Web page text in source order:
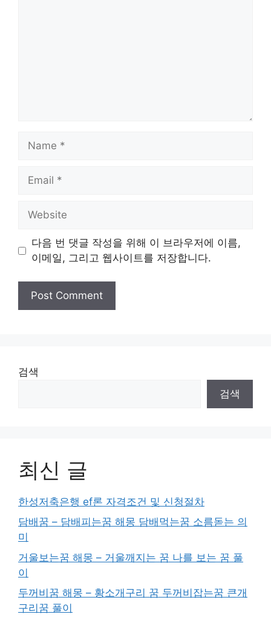
Name
Email
Website
다음 번 댓글 작성을 위해 이 브라우저에 이름,
이메일, 그리고 웹사이트를 저장합니다.
검색
검색
최신 글
한성저축은행 ef론 자격조건 및 신청절차
담배꿈 – 담배피는꿈 해몽 담배먹는꿈 소름돋는 의
미
거울보는꿈 해몽 – 거울깨지는 꿈 나를 보는 꿈 풀
이
두꺼비꿈 해몽 – 황소개구리 꿈 두꺼비잡는꿈 큰개
구리꿈 풀이